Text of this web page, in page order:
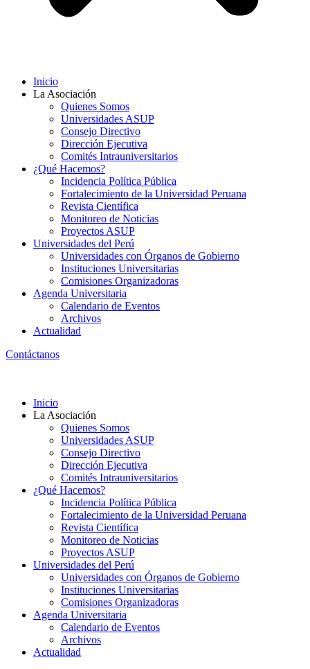
Inicio
La Asociación
Quienes Somos
Universidades ASUP
Consejo Directivo
Dirección Ejecutiva
Comités Intrauniversitarios
¿Qué Hacemos?
Incidencia Política Pública
Fortalecimiento de la Universidad Peruana
Revista Científica
Monitoreo de Noticias
Proyectos ASUP
Universidades del Perú
Universidades con Órganos de Gobierno
Instituciones Universitarias
Comisiones Organizadoras
Agenda Universitaria
Calendario de Eventos
Archivos
Actualidad
Contáctanos
Inicio
La Asociación
Quienes Somos
Universidades ASUP
Consejo Directivo
Dirección Ejecutiva
Comités Intrauniversitarios
¿Qué Hacemos?
Incidencia Política Pública
Fortalecimiento de la Universidad Peruana
Revista Científica
Monitoreo de Noticias
Proyectos ASUP
Universidades del Perú
Universidades con Órganos de Gobierno
Instituciones Universitarias
Comisiones Organizadoras
Agenda Universitaria
Calendario de Eventos
Archivos
Actualidad